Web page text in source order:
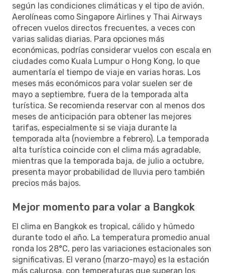
según las condiciones climáticas y el tipo de avión.
Aerolíneas como Singapore Airlines y Thai Airways
ofrecen vuelos directos frecuentes, a veces con
varias salidas diarias. Para opciones más
económicas, podrías considerar vuelos con escala en
ciudades como Kuala Lumpur o Hong Kong, lo que
aumentaría el tiempo de viaje en varias horas. Los
meses más económicos para volar suelen ser de
mayo a septiembre, fuera de la temporada alta
turística. Se recomienda reservar con al menos dos
meses de anticipación para obtener las mejores
tarifas, especialmente si se viaja durante la
temporada alta (noviembre a febrero). La temporada
alta turística coincide con el clima más agradable,
mientras que la temporada baja, de julio a octubre,
presenta mayor probabilidad de lluvia pero también
precios más bajos.
Mejor momento para volar a Bangkok
El clima en Bangkok es tropical, cálido y húmedo
durante todo el año. La temperatura promedio anual
ronda los 28°C, pero las variaciones estacionales son
significativas. El verano (marzo-mayo) es la estación
más calurosa, con temperaturas que superan los